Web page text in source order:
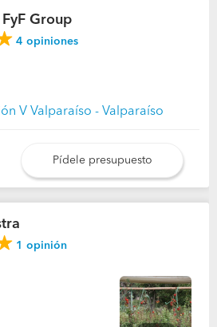
Group
4 opiniones
V Valparaíso - Valparaíso
Pídele presupuesto
1 opinión